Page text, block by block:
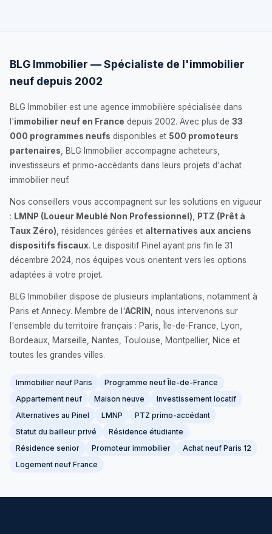
BLG Immobilier — Spécialiste de l'immobilier
neuf depuis 2002
BLG Immobilier est une agence immobilière spécialisée dans
l'immobilier neuf en France depuis 2002. Avec plus de 33
000 programmes neufs disponibles et 500 promoteurs
partenaires , BLG Immobilier accompagne acheteurs,
investisseurs et primo-accédants dans leurs projets d'achat
immobilier neuf.
Nos conseillers vous accompagnent sur les solutions en vigueur
: LMNP (Loueur Meublé Non Professionnel)
PTZ (Prêt à
Taux Zéro) , résidences gérées et alternatives aux anciens
dispositifs fiscaux. Le dispositif Pinel ayant pris fin le 31
décembre 2024, nos équipes vous orientent vers les options
adaptées à votre projet.
BLG Immobilier dispose de plusieurs implantations, notamment à
Paris et Annecy. Membre de l'ACRIN
, nous intervenons sur
l'ensemble du territoire français : Paris, Île-de-France, Lyon,
Bordeaux, Marseille, Nantes, Toulouse, Montpellier, Nice et
toutes les grandes villes.
Immobilier neuf Paris
Programme neuf Île-de-France
Appartement neuf
Maison neuve
Investissement locatif
Alternatives au Pinel
LMNP
PTZ primo-accédant
Statut du bailleur privé
Résidence étudiante
Résidence senior
Promoteur immobilier
Achat neuf Paris 12
Logement neuf France